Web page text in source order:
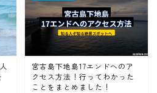
宮古島下地島17エンドへのア
クセス方法！行ってわかった
ことをまとめました！